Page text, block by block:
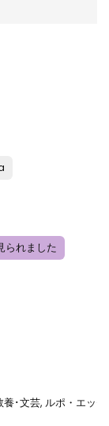
られました
養･文芸, ルポ・エッセ